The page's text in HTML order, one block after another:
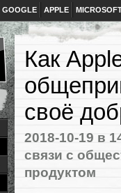
GOOGLE APPLE
Как
своё
2018-10-19 в
связи с
продуктом